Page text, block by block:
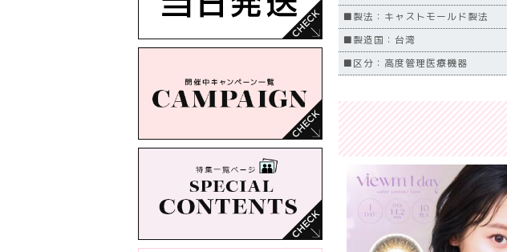
■製法：キャストモールド製法
■製造国：台湾
■区分：高度管理医療機器